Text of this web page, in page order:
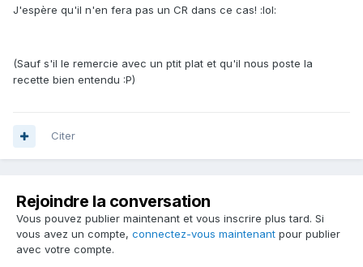
J'espère qu'il n'en fera pas un CR dans ce cas! :lol:
(Sauf s'il le remercie avec un ptit plat et qu'il nous poste la
recette bien entendu :P)
Citer
Rejoindre la conversation
Vous pouvez publier maintenant et vous inscrire plus tard. Si
vous avez un compte, connectez-vous maintenant pour publier
avec votre compte.